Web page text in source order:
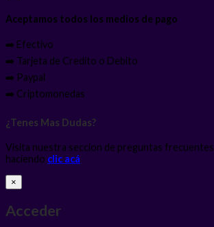
Aceptamos todos los medios de pago
➡️ Efectivo
➡️ Tarjeta de Credito o Debito
➡️ Paypal
➡️ Criptomonedas
¿Tenes Mas Dudas?
Visita nuestra seccion de preguntas frecuentes
haciendo clic acá
×
Acceder